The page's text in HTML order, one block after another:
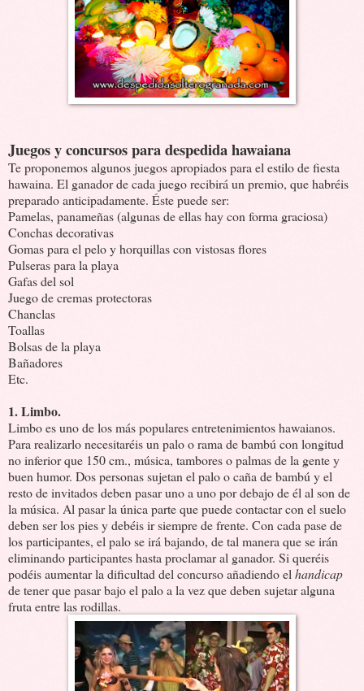
Juegos y concursos para despedida hawaiana
Te proponemos algunos juegos apropiados para el estilo de fiesta
hawaina. El ganador de cada juego recibirá un premio, que habréis
preparado anticipadamente. Éste puede ser:
Pamelas, panameñas (algunas de ellas hay con forma graciosa)
Conchas decorativas
Gomas para el pelo y horquillas con vistosas flores
Pulseras para la playa
Gafas del sol
Juego de cremas protectoras
Chanclas
Toallas
Bolsas de la playa
Bañadores
Etc.
1. Limbo.
Limbo es uno de los más populares entretenimientos hawaianos.
Para realizarlo necesitaréis un palo o rama de bambú con longitud
no inferior que 150 cm., música, tambores o palmas de la gente y
buen humor. Dos personas sujetan el palo o caña de bambú y el
resto de invitados deben pasar uno a uno por debajo de él al son de
la música. Al pasar la única parte que puede contactar con el suelo
deben ser los pies y debéis ir siempre de frente. Con cada pase de
los participantes, el palo se irá bajando, de tal manera que se irán
eliminando participantes hasta proclamar al ganador. Si queréis
podéis aumentar la dificultad del concurso añadiendo el handicap
de tener que pasar bajo el palo a la vez que deben sujetar alguna
fruta entre las rodillas.